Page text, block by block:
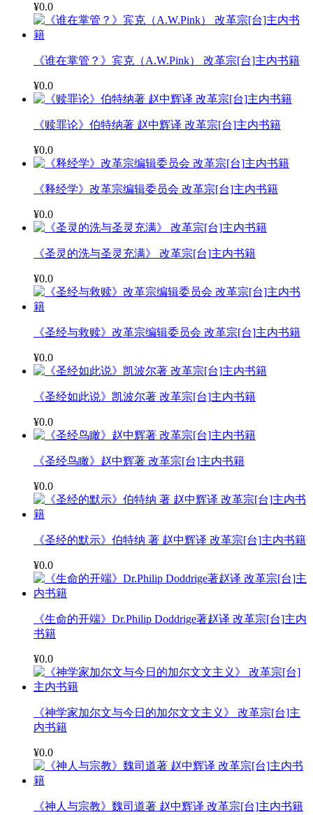
¥0.0
《谁在掌管？》宾克（A.W.Pink） 改革宗[台]主内书籍
¥0.0
《赎罪论》伯特纳著 赵中辉译 改革宗[台]主内书籍
¥0.0
《释经学》改革宗编辑委员会 改革宗[台]主内书籍
¥0.0
《圣灵的洗与圣灵充满》 改革宗[台]主内书籍
¥0.0
《圣经与救赎》改革宗编辑委员会 改革宗[台]主内书籍
¥0.0
《圣经如此说》凯波尔著 改革宗[台]主内书籍
¥0.0
《圣经鸟瞰》赵中辉著 改革宗[台]主内书籍
¥0.0
《圣经的默示》伯特纳 著 赵中辉译 改革宗[台]主内书籍
¥0.0
《生命的开端》Dr.Philip Doddrige著赵译 改革宗[台]主内
书籍
¥0.0
《神学家加尔文与今日的加尔文文主义》 改革宗[台]主
内书籍
¥0.0
《神人与宗教》魏司道著 赵中辉译 改革宗[台]主内书籍